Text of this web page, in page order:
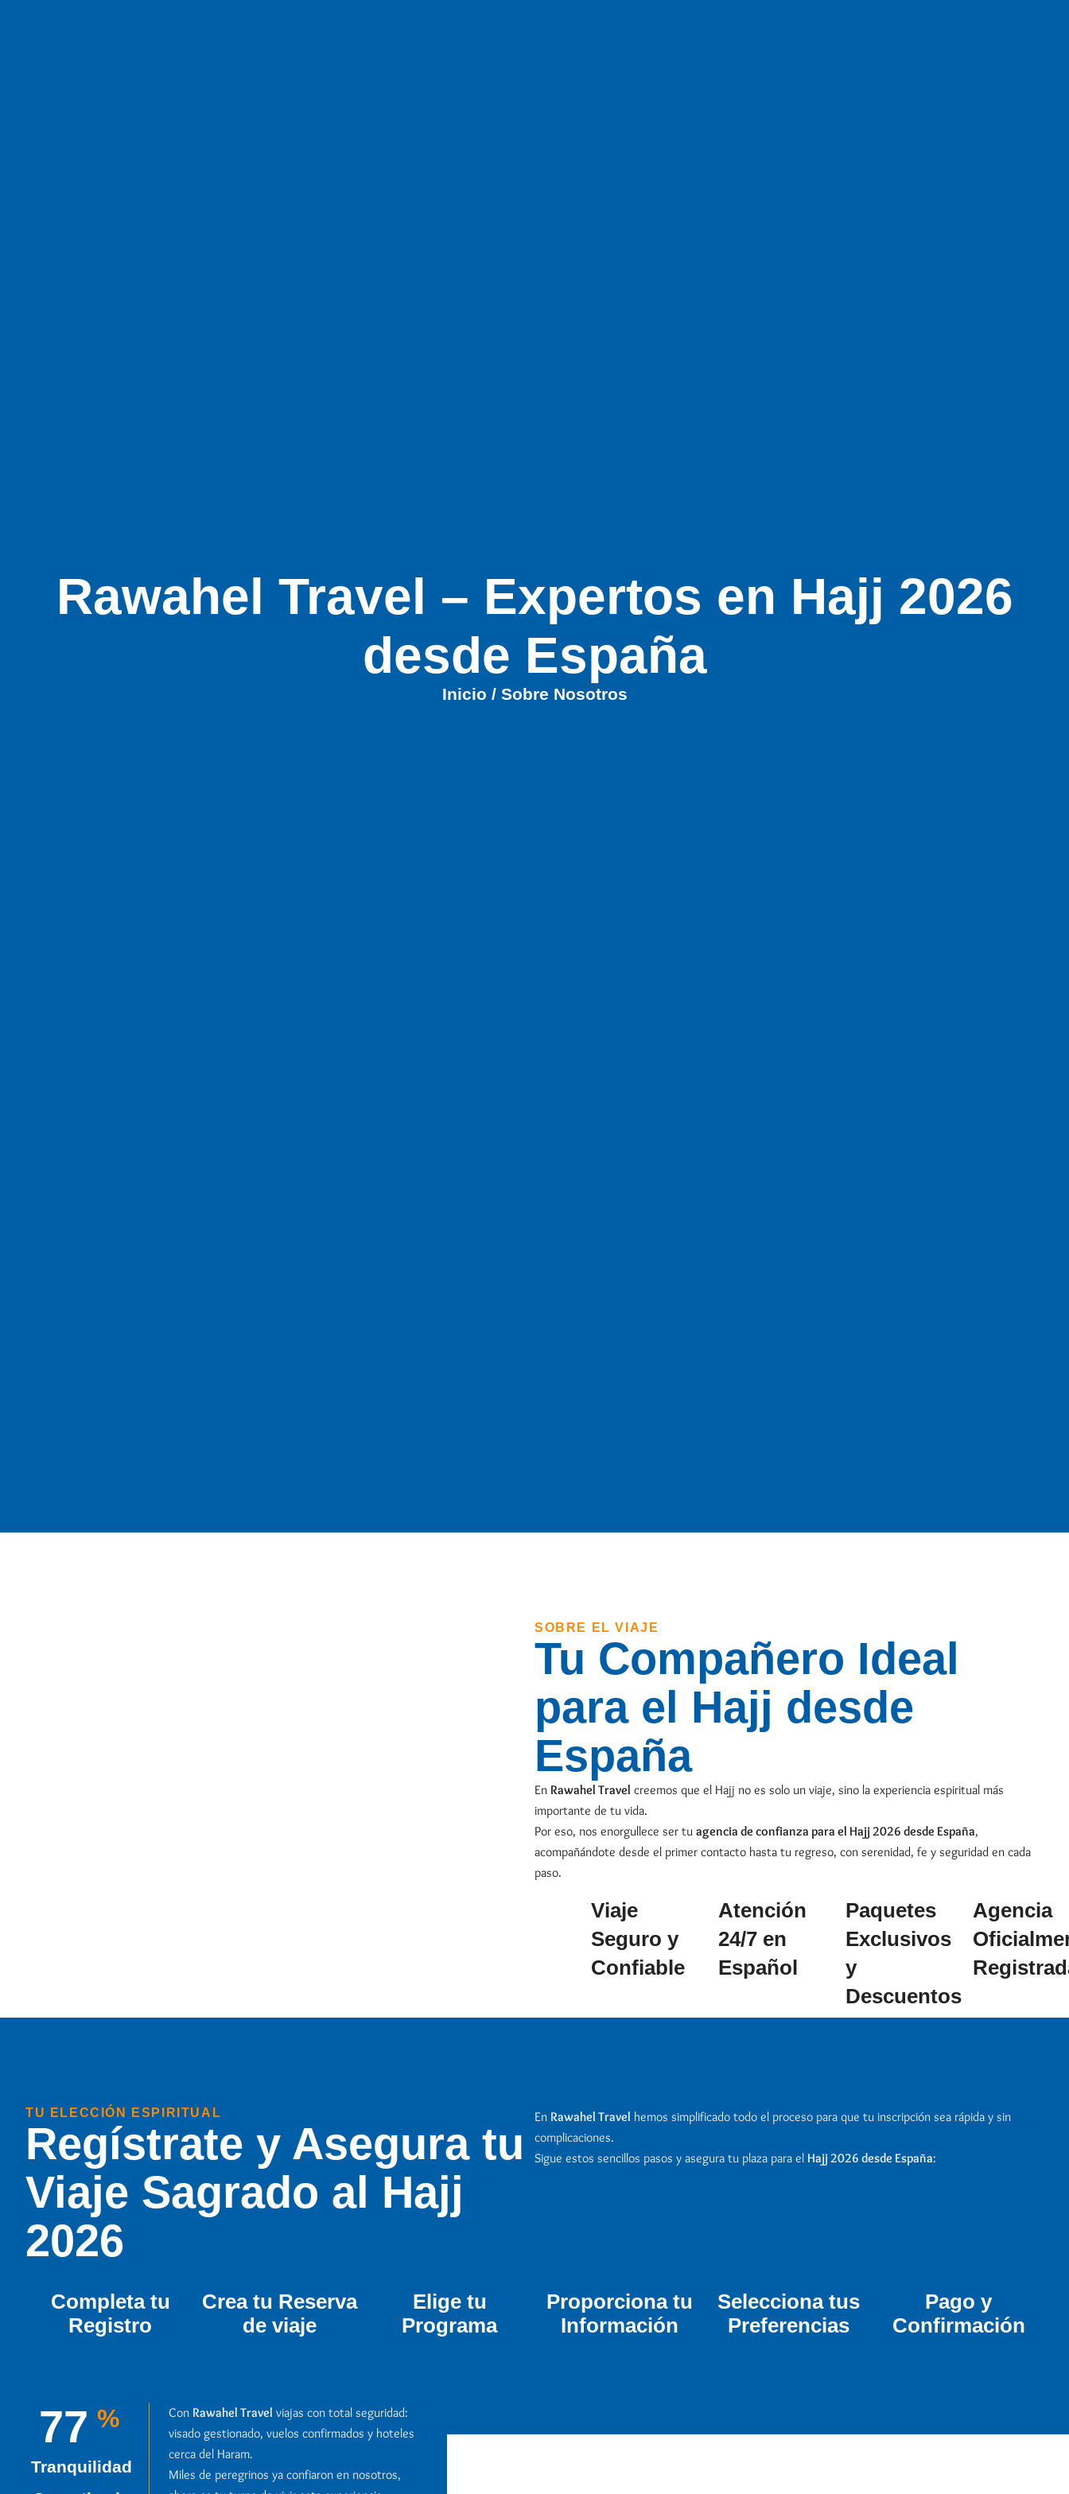
Rawahel Travel – Expertos en Hajj 2026
desde España
Inicio / Sobre Nosotros
SOBRE EL VIAJE
Tu Compañero Ideal
para el Hajj desde
España
En Rawahel Travel creemos que el Hajj no es solo un viaje, sino la experiencia espiritual más
importante de tu vida.
Por eso, nos enorgullece ser tu agencia de confianza para el Hajj 2026 desde España,
acompañándote desde el primer contacto hasta tu regreso, con serenidad, fe y seguridad en cada
paso.
Viaje
Seguro y
Confiable
Atención
24/7 en
Español
Paquetes
Exclusivos
y
Descuentos
Agencia
TU ELECCIÓN ESPIRITUAL
Regístrate y Asegura tu
Viaje Sagrado al Hajj
2026
En Rawahel Travel hemos simplificado todo el proceso para que tu inscripción sea rápida y sin
complicaciones.
Sigue estos sencillos pasos y asegura tu plaza para el Hajj 2026 desde España:
Completa tu
Registro
Crea tu Reserva
de viaje
Elige tu
Programa
Proporciona tu
Información
Selecciona tus
Preferencias
Pago y
Confirmación
98 %
Tranquilidad
Con Rawahel Travel viajas con total seguridad:
visado gestionado, vuelos confirmados y hoteles
cerca del Haram.
Miles de peregrinos ya confiaron en nosotros,